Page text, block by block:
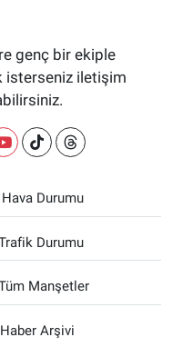
genç bir ekiple
isterseniz iletişim
Hava Durumu
Durumu
Manşetler
Haber Arşivi